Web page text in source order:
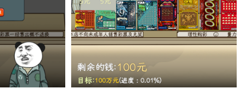
本站网址，本站是您下载安卓手游app最好的网站！